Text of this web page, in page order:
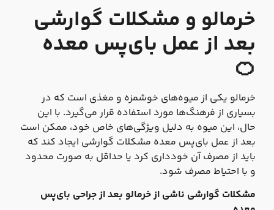
خرمالو و مشکلات گوارشی
بعد از عمل بای‌پس معده
🍊
خرمالو یکی از میوه‌های خوشمزه و مغذی است که در
بسیاری از فرهنگ‌ها مورد استفاده قرار می‌گیرد. با این
حال، این میوه به دلیل ویژگی‌های خاص خود، ممکن است
بعد از عمل بای‌پس معده مشکلات گوارشی ایجاد کند که
باید از مصرف آن خودداری کرد یا حداقل به صورت محدود
و با احتیاط مصرف شود.
مشکلات گوارشی ناشی از خرمالو بعد از جراحی بای‌پس